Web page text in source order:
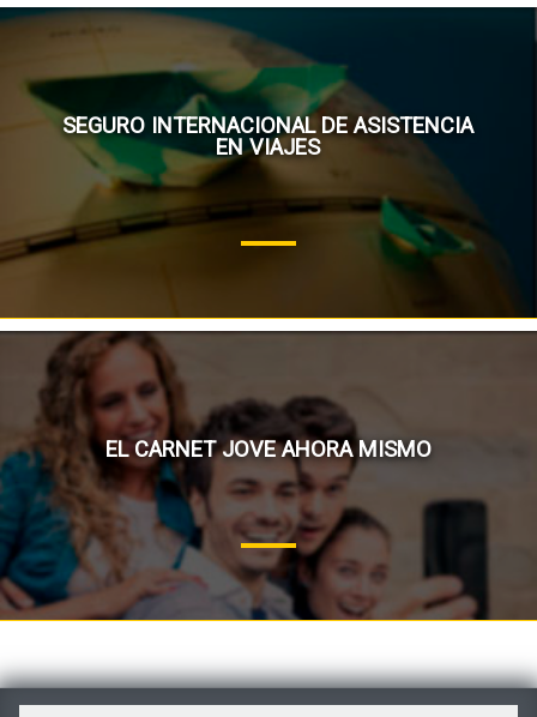
SEGURO INTERNACIONAL DE ASISTENCIA
EN VIAJES
EL CARNET JOVE AHORA MISMO